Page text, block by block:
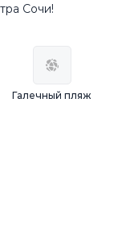
Сочи!
Галечный пляж